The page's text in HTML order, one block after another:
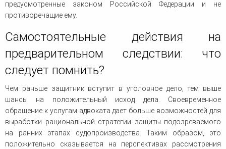
предусмотренные законом Российской Федерации и не
противоречащие ему.
Самостоятельные действия на
предварительном следствии: что
следует помнить?
Чем раньше защитник вступит в уголовное дело, тем выше
шансы на положительный исход дела. Своевременное
обращение к услугам адвоката дает больше возможностей для
выработки рациональной стратегии защиты подозреваемого
на ранних этапах судопроизводства. Таким образом, это
положительно сказывается на перспективах рассмотрения